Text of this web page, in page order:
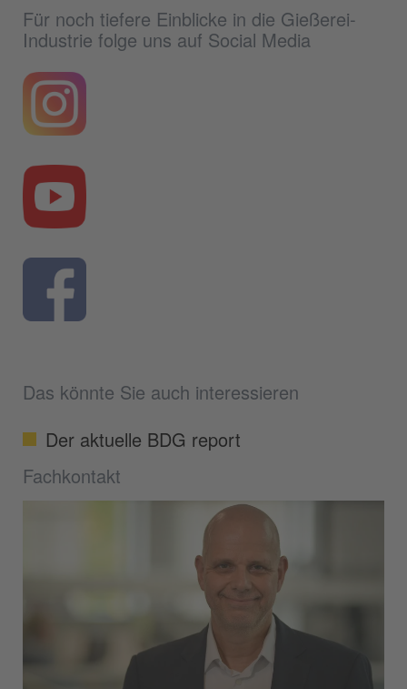
Für noch tiefere Einblicke in die Gießerei-
Industrie folge uns auf Social Media
Das könnte Sie auch interessieren
Der aktuelle BDG report
Fachkontakt